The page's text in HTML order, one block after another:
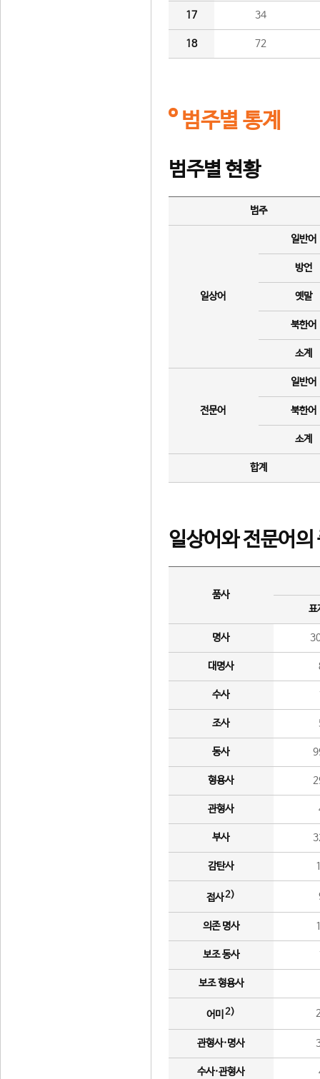
17 34
18 72
범주별 통계
범주별 현황
범주
일상어
일반어
방언
옛말
북한어
소계
전문어
일반어
북한어
소계
합계
일상어와 전문어의
품사
표
명사
대명사
수사
조사
동사
형용사
관형사
부사
감탄사
접사2)
의존 명사
보조 동사
보조 형용사
어미 2)
관형사·명사
수사·관형사